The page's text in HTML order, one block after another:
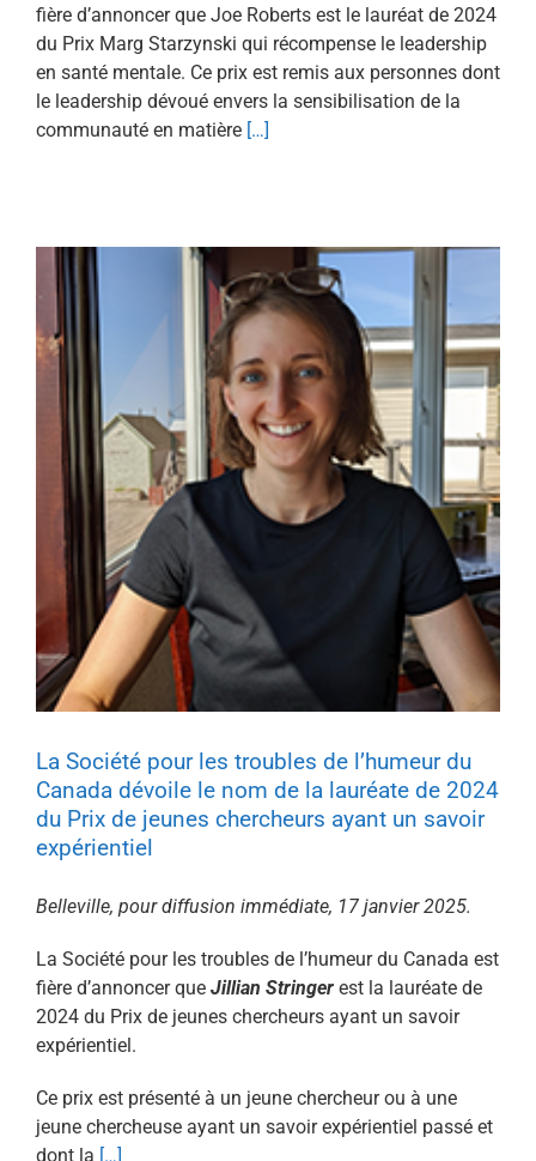
fière d’annoncer que Joe Roberts est le lauréat de 2024
du Prix Marg Starzynski qui récompense le leadership
en santé mentale. Ce prix est remis aux personnes dont
le leadership dévoué envers la sensibilisation de la
communauté en matière […]
La Société pour les troubles de l’humeur du
Canada dévoile le nom de la lauréate de 2024
du Prix de jeunes chercheurs ayant un savoir
expérientiel
Belleville, pour diffusion immédiate, 17 janvier 2025.
La Société pour les troubles de l’humeur du Canada est
fière d’annoncer que Jillian Stringer est la lauréate de
2024 du Prix de jeunes chercheurs ayant un savoir
expérientiel.
Ce prix est présenté à un jeune chercheur ou à une
jeune chercheuse ayant un savoir expérientiel passé et
dont la […]